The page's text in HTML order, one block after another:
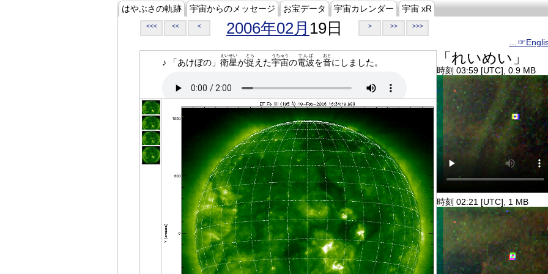
はやぶさの軌跡 宇宙からのメッセージ お宝データ 宇宙カレンダー 宇宙 xR
<<< << < 2006年02月 19日 > >> >>>
♪ 「あけぼの」 衛星
えいせい
が捉
とら
えた宇宙
うちゅう
の電波
でんぱ
を音
おと
にしました。 「れいめい」
時刻 03:59 [UTC], 0.9 MB
時刻 02:21 [UTC], 1 MB